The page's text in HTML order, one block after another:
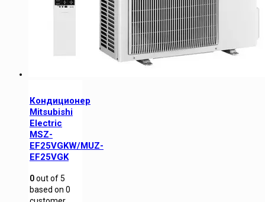
Кондиционер
Mitsubishi
Electric
MSZ-
EF25VGKW/MUZ-
EF25VGK
0out of5
based on 0